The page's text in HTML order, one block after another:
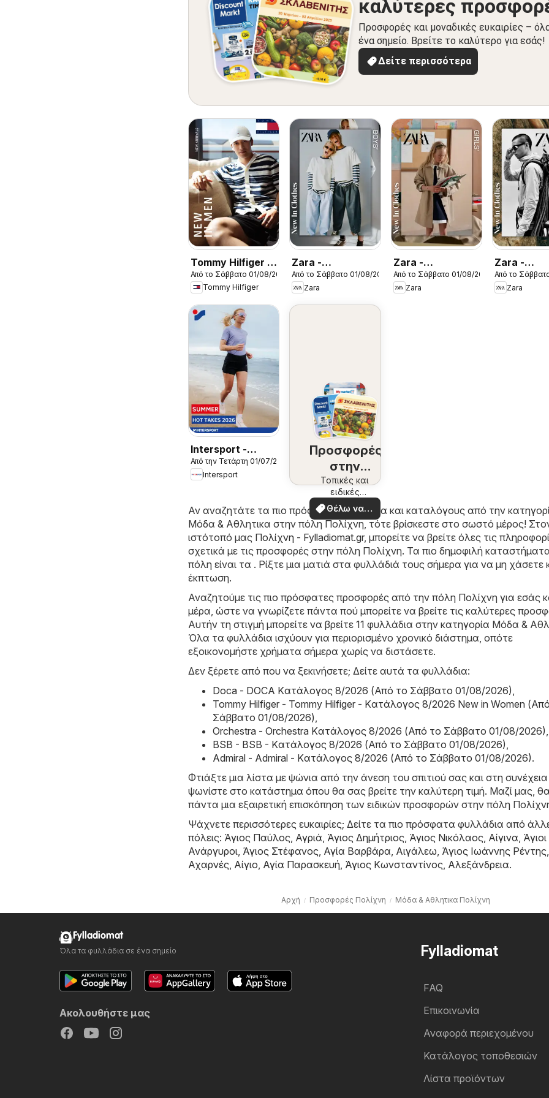
καλύτερες
Προσφορές και μοναδικές ευκαιρίες –
ένα σημείο. Βρείτε το καλύτερο για εσάς!
Δείτε περισσότερα
Tommy Hilfiger -
Kατάλογος
8/2026 New in
Men
Από το Σάββατο 01/08/2026
Tommy Hilfiger
Zara -
Kατάλογος
8/2026 boys
Από το Σάββατο 01/08/2026
Zara
Zara -
Kατάλογος
8/2026 girls
Από το Σάββατο 01/08/2026
Zara
Zara -
8/2026 men
Από το
Zara
Intersport -
Kατάλογος
7/2026
Από την Τετάρτη 01/07/2026
Intersport
Προσφορές
στην
περιοχή
σας
Τοπικές και
ειδικές
προσφορές
Θέλω να
δω
Αν αναζητάτε τα πιο πρόσφατα φυλλάδια και καταλόγους από την
Μόδα & Aθλητικα στην πόλη Πολίχνη, τότε βρίσκεστε στο σωστό μέρος!
ιστότοπό μας Πολίχνη - Fylladiomat.gr, μπορείτε να βρείτε όλες τις
σχετικά με τις προσφορές στην πόλη Πολίχνη. Τα πιο δημοφιλή
πόλη είναι τα . Ρίξτε μια ματιά στα φυλλάδιά τους σήμερα για να μη χάσετε
έκπτωση.
Αναζητούμε τις πιο πρόσφατες προσφορές από την πόλη Πολίχνη για εσάς
μέρα, ώστε να γνωρίζετε πάντα πού μπορείτε να βρείτε τις καλύτερες
Αυτήν τη στιγμή μπορείτε να βρείτε 11 φυλλάδια στην κατηγορία Μόδα &
Όλα τα φυλλάδια ισχύουν για περιορισμένο χρονικό διάστημα, οπότε
εξοικονομήστε χρήματα σήμερα χωρίς να διστάσετε.
Δεν ξέρετε από που να ξεκινήσετε; Δείτε αυτά τα φυλλάδια:
Doca - DOCA Kατάλογος 8/2026 (Από το Σάββατο 01/08/2026),
Tommy Hilfiger - Tommy Hilfiger - Kατάλογος 8/2026 New in Women
Σάββατο 01/08/2026),
Orchestra - Orchestra Kατάλογος 8/2026 (Από το Σάββατο 01/08/2026),
BSB - BSB - Kατάλογος 8/2026 (Από το Σάββατο 01/08/2026),
Admiral - Admiral - Kατάλογος 8/2026 (Από το Σάββατο 01/08/2026).
Φτιάξτε μια λίστα με ψώνια από την άνεση του σπιτιού σας και στη συνέχεια
ψωνίστε στο κατάστημα όπου θα σας βρείτε την καλύτερη τιμή. Μαζί μας,
πάντα μια εξαιρετική επισκόπηση των ειδικών προσφορών στην πόλη
Ψάχνετε περισσότερες ευκαιρίες; Δείτε τα πιο πρόσφατα φυλλάδια από
πόλεις: Άγιος Παύλος, Αγριά, Άγιος Δημήτριος, Άγιος Νικόλαος, Αίγινα, Άγιοι
Ανάργυροι, Άγιος Στέφανος, Αγία Βαρβάρα, Αιγάλεω, Άγιος Ιωάννης Ρέντης,
Αχαρνές, Αίγιο, Αγία Παρασκευή, Άγιος Κωνσταντίνος, Αλεξάνδρεια.
Αρχή Προσφορές Πολίχνη Μόδα & Aθλητικα Πολίχνη
Fylladiomat
FAQ
Επικοινωνία
Αναφορά περιεχομένου
Κατάλογος τοποθεσιών
Λίστα προϊόντων
Fylladiomat
Όλα τα φυλλάδια σε ένα σημείο
Ακολουθήστε μας